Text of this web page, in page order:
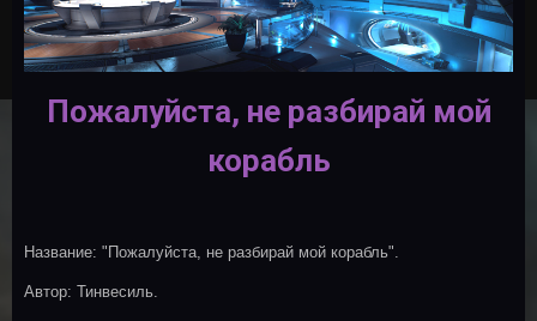
Пожалуйста, не разбирай мой
корабль
Название: "Пожалуйста, не разбирай мой корабль".
Автор: Тинвесиль.